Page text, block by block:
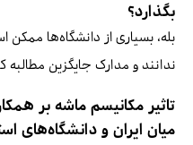
بگذارد؟
بله، بسیاری از دانشگاه‌ها ممکن
ندانند و مدارک جایگزین مطالبه
تاثیر مکانیسم ماشه بر
میان ایران و دانشگاه‌های